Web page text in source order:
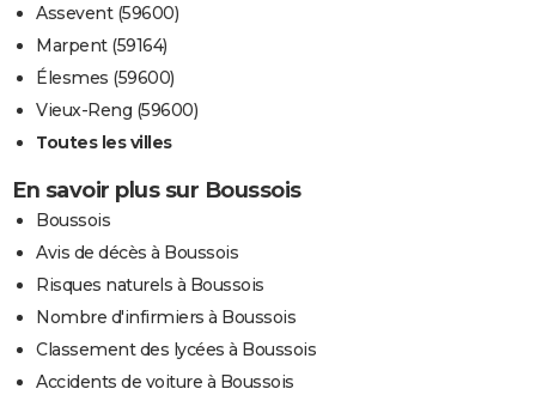
Assevent (59600)
Marpent (59164)
Élesmes (59600)
Vieux-Reng (59600)
Toutes les villes
En savoir plus sur Boussois
Boussois
Avis de décès à Boussois
Risques naturels à Boussois
Nombre d'infirmiers à Boussois
Classement des lycées à Boussois
Accidents de voiture à Boussois